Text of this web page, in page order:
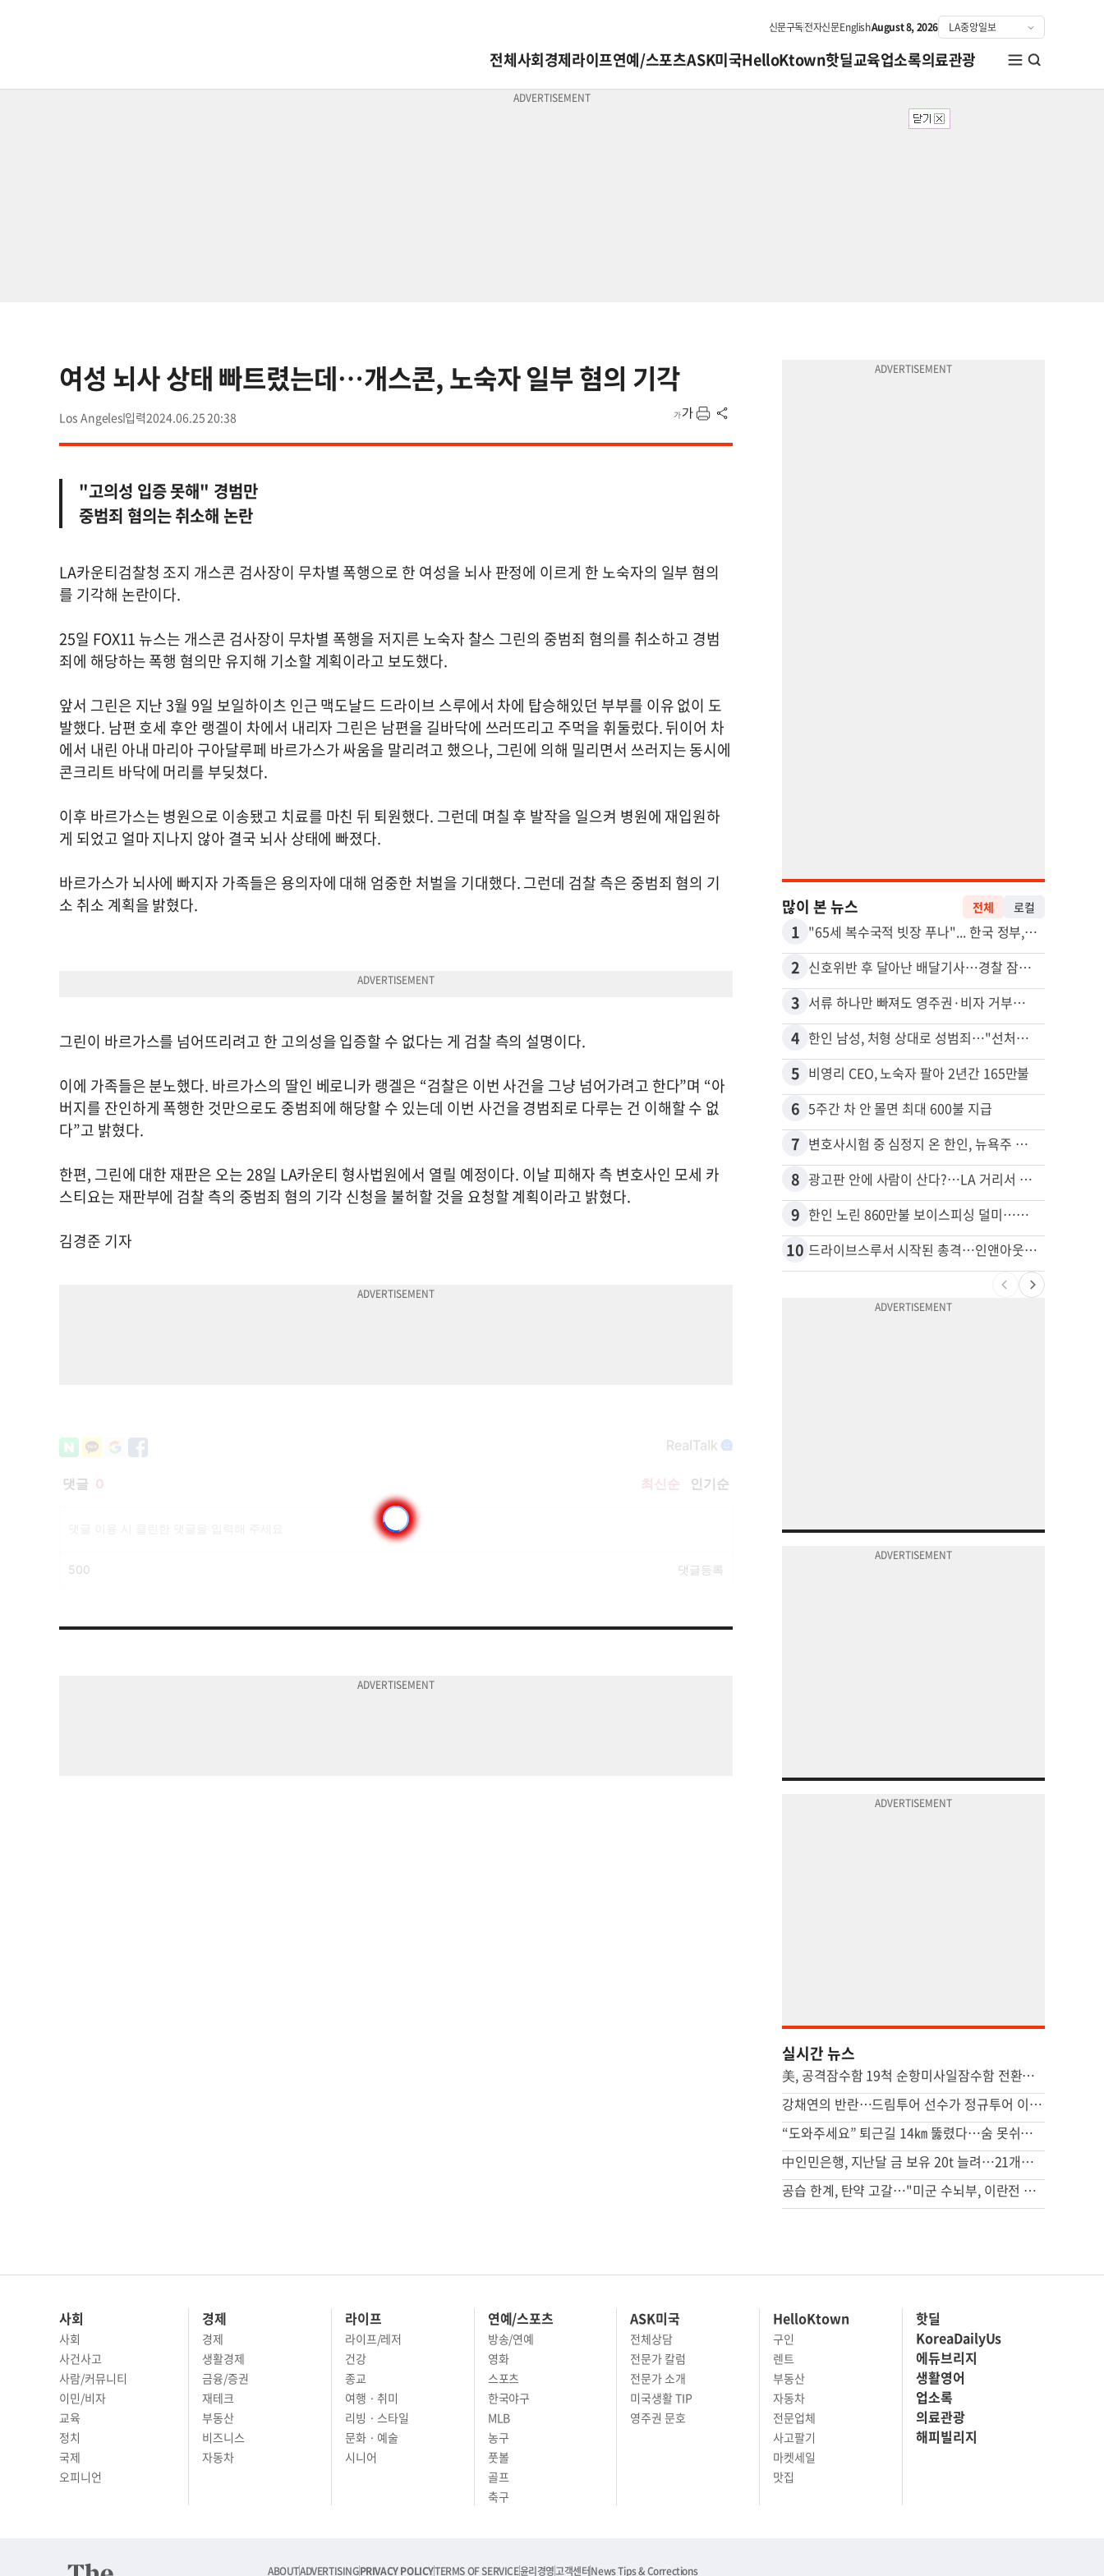
신문구독전자신문EnglishAugust 8, 2026
전체사회경제라이프연예/스포츠ASK미국HelloKtown핫딜교육업소록의료관광
여성 뇌사 상태 빠트렸는데…개스콘, 노숙자 일부 혐의 기각
Los Angeles 2024.06.25 20:38
"고의성 입증 못해" 경범만
중범죄 혐의는 취소해 논란
LA카운티검찰청 조지 개스콘 검사장이 무차별 폭행으로 한 여성을 뇌사 판정에 이르게 한 노숙자의 일부 혐의
를 기각해 논란이다.
25일 FOX11 뉴스는 개스콘 검사장이 무차별 폭행을 저지른 노숙자 찰스 그린의 중범죄 혐의를 취소하고 경범
죄에 해당하는 폭행 혐의만 유지해 기소할 계획이라고 보도했다.
앞서 그린은 지난 3월 9일 보일하이츠 인근 맥도날드 드라이브 스루에서 차에 탑승해있던 부부를 이유 없이 도
발했다. 남편 호세 후안 랭겔이 차에서 내리자 그린은 남편을 길바닥에 쓰러뜨리고 주먹을 휘둘렀다. 뒤이어 차
에서 내린 아내 마리아 구아달루페 바르가스가 싸움을 말리려고 했으나, 그린에 의해 밀리면서 쓰러지는 동시에
콘크리트 바닥에 머리를 부딪쳤다.
이후 바르가스는 병원으로 이송됐고 치료를 마친 뒤 퇴원했다. 그런데 며칠 후 발작을 일으켜 병원에 재입원하
게 되었고 얼마 지나지 않아 결국 뇌사 상태에 빠졌다.
바르가스가 뇌사에 빠지자 가족들은 용의자에 대해 엄중한 처벌을 기대했다. 그런데 검찰 측은 중범죄 혐의 기
소 취소 계획을 밝혔다.
그린이 바르가스를 넘어뜨리려고 한 고의성을 입증할 수 없다는 게 검찰 측의 설명이다.
이에 가족들은 분노했다. 바르가스의 딸인 베로니카 랭겔은 “검찰은 이번 사건을 그냥 넘어가려고 한다”며 “아
버지를 잔인하게 폭행한 것만으로도 중범죄에 해당할 수 있는데 이번 사건을 경범죄로 다루는 건 이해할 수 없
다”고 밝혔다.
한편, 그린에 대한 재판은 오는 28일 LA카운티 형사법원에서 열릴 예정이다. 이날 피해자 측 변호사인 모세 카
스티요는 재판부에 검찰 측의 중범죄 혐의 기각 신청을 불허할 것을 요청할 계획이라고 밝혔다.
김경준 기자
많이 본 뉴스 전체 로컬
1 "65세 복수국적 빗장 푸나"... 한국 정부, 연령 완화 전면 추진
2 신호위반 후 달아난 배달기사…경찰 잠복해 잡고보니 ‘반전’
3 서류 하나만 빠져도 영주권·비자 거부…심사관 재량권 대폭 확대
4 한인 남성, 처형 상대로 성범죄…"선처해줬더니 배신자 취급"
5 비영리 CEO, 노숙자 팔아 2년간 165만불
6 5주간 차 안 몰면 최대 600불 지급
7 변호사시험 중 심정지 온 한인, 뉴욕주 제소
8 광고판 안에 사람이 산다?…LA 거리서 화제
9 한인 노린 860만불 보이스피싱 덜미…영사관·한국 검찰 사칭
10 드라이브스루서 시작된 총격…인앤아웃 참사 영상 공개
실시간 뉴스
美, 공격잠수함 19척 순항미사일잠수함 전환…中 견제 강화
강채연의 반란…드림투어 선수가 정규투어 이틀째 선두
“도와주세요” 퇴근길 14㎞ 뚫렸다…숨 못쉬던 아기 살린 기적
中인민은행, 지난달 금 보유 20t 늘려…21개월 연속 증가세
공습 한계, 탄약 고갈…"미군 수뇌부, 이란전 출구전략 모색중"
사회
사회
사건사고
사람/커뮤니티
이민/비자
교육
정치
국제
오피니언
경제
경제
생활경제
금융/증권
재테크
부동산
비즈니스
자동차
라이프
라이프/레저
건강
종교
여행 · 취미
리빙 · 스타일
문화 · 예술
시니어
연예/스포츠
방송/연예
영화
스포츠
한국야구
MLB
농구
풋볼
골프
축구
ASK미국
전체상담
전문가 칼럼
전문가 소개
미국생활 TIP
영주권 문호
HelloKtown
구인
렌트
부동산
자동차
전문업체
사고팔기
마켓세일
맛집
핫딜
KoreaDailyUs
에듀브리지
생활영어
업소록
의료관광
해피빌리지
ABOUTADVERTISINGPRIVACY POLICYTERMS OF SERVICE윤리경영고객센터News Tips & Corrections